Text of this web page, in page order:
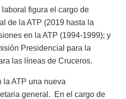
figura el cargo de
de la ATP (2019 hasta la
en la ATP (1994-1999); y
Presidencial para la
las líneas de Cruceros.
la ATP una nueva
general. En el cargo de